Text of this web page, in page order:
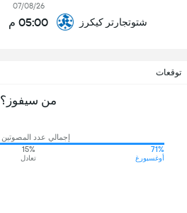
شتوتجارتر كيكرز
07/08/26
05:00 م
توقعات
من سيفوز؟
إجمالي عدد المصوتين 407
71%
أوغسبورغ
15%
تعادل